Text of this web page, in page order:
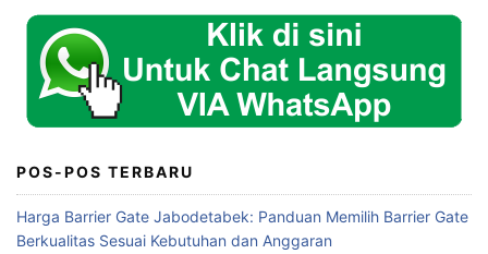
POS-POS TERBARU
Harga Barrier Gate Jabodetabek: Panduan Memilih Barrier Gate
Berkualitas Sesuai Kebutuhan dan Anggaran